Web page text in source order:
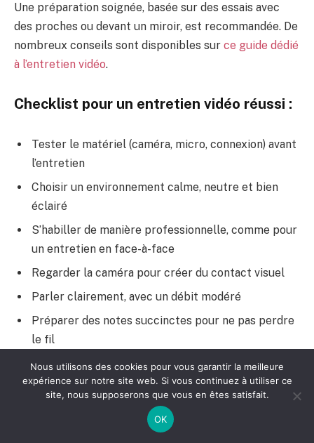
Une préparation soignée, basée sur des essais avec
des proches ou devant un miroir, est recommandée. De
nombreux conseils sont disponibles sur ce guide dédié
à l’entretien vidéo.
Checklist pour un entretien vidéo réussi :
Tester le matériel (caméra, micro, connexion) avant
l’entretien
Choisir un environnement calme, neutre et bien
éclairé
S’habiller de manière professionnelle, comme pour
un entretien en face-à-face
Regarder la caméra pour créer du contact visuel
Parler clairement, avec un débit modéré
Préparer des notes succinctes pour ne pas perdre
le fil
En complément, citer le témoignage d’un candidat
rencontré chezManpowerqui a pu décrocher un
poste grâce à sa préparation vidéo rigoureuse :
“Anticiper les quelques secondes de latence m’a aidé à
Nous utilisons des cookies pour vous garantir la meilleure
expérience sur notre site web. Si vous continuez à utiliser ce
site, nous supposerons que vous en êtes satisfait.
OK